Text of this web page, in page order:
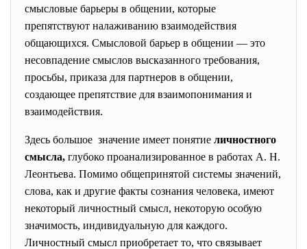
смысловые барьеры в общении, которые
препятствуют налаживанию взаимодействия
общающихся. Смысловой барьер в общении — это
несовпадение смыслов высказанного требования,
просьбы, приказа для партнеров в общении,
создающее препятствие для взаимопонимания и
взаимодействия.
Здесь большое значение имеет понятие личностного
смысла, глубоко проанализированное в работах А. Н.
Леонтьева. Помимо общепринятой системы значений,
слова, как и другие факты сознания человека, имеют
некоторый личностный смысл, некоторую особую
значимость, индивидуальную для каждого.
Личностный смысл приобретает то, что связывает